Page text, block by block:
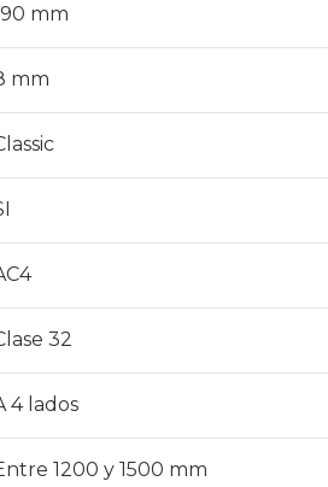
mm
mm
32
4 lados
1200 y 1500 mm